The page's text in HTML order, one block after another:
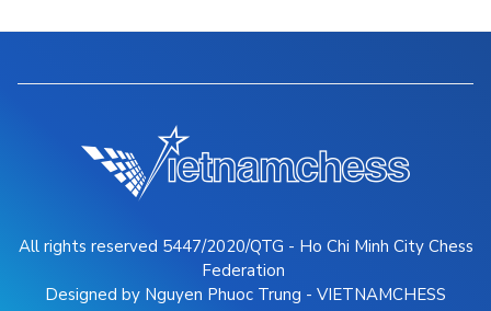
All rights reserved 5447/2020/QTG - Ho Chi Minh City Chess
Federation
Designed by Nguyen Phuoc Trung - VIETNAMCHESS